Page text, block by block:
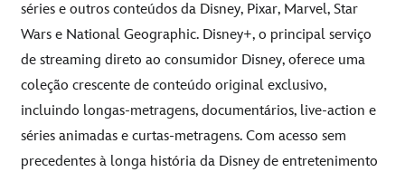
séries e outros conteúdos da Disney, Pixar, Marvel, Star
Wars e National Geographic. Disney+, o principal serviço
de streaming direto ao consumidor Disney, oferece uma
coleção crescente de conteúdo original exclusivo,
incluindo longas-metragens, documentários, live-action e
séries animadas e curtas-metragens. Com acesso sem
precedentes à longa história da Disney de entretenimento